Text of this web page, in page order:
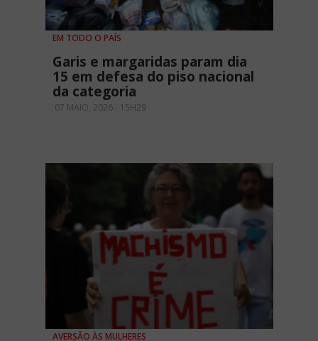
EM TODO O PAÍS
Garis e margaridas param dia
15 em defesa do piso nacional
da categoria
07 MAIO, 2026 - 15H29
AVERSÃO ÀS MULHERES